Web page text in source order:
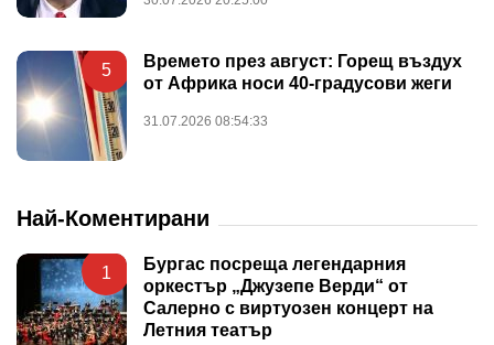
5
Времето през август: Горещ въздух
от Африка носи 40-градусови жеги
31.07.2026 08:54:33
Най-Коментирани
1
Бургас посреща легендарния
оркестър „Джузепе Верди“ от
Салерно с виртуозен концерт на
Летния театър